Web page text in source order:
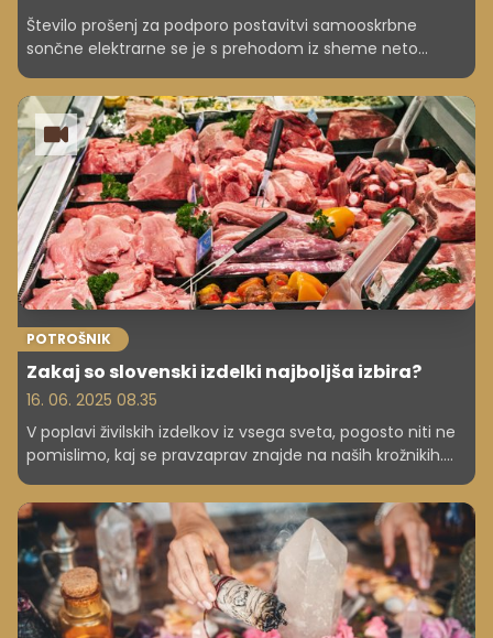
Število prošenj za podporo postavitvi samooskrbne
sončne elektrarne se je s prehodom iz sheme neto
merjenja zmanjšalo, a pristojno ministrstvo na srednji rok
pričakuje ponovno povečanje zanimanja. Medtem Eles
ugotavlja velik potencial za postavitev velikih
samostoječih sončnih elektrarn, predvsem v podravski
regiji.
POTROŠNIK
Zakaj so slovenski izdelki najboljša izbira?
16. 06. 2025 08.35
V poplavi živilskih izdelkov iz vsega sveta, pogosto niti ne
pomislimo, kaj se pravzaprav znajde na naših krožnikih.
Kot potrošniki imamo moč, da s svojo izbiro podpremo
slovenske izdelke, vrhunske kakovosti.